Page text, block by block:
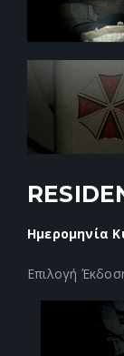
Ημερομηνία
Επιλογή